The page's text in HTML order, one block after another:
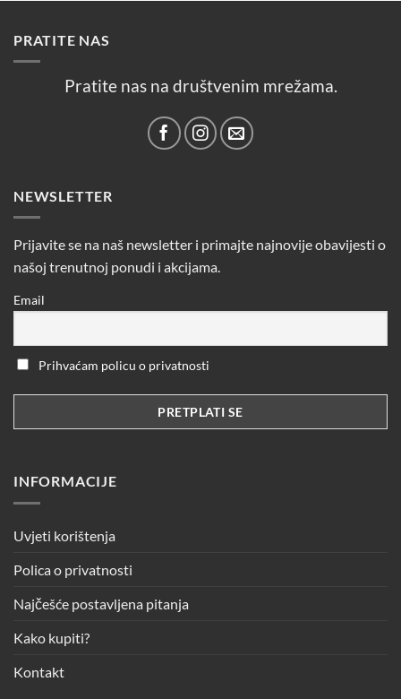
PRATITE NAS
Pratite nas na društvenim mrežama.
NEWSLETTER
Prijavite se na naš newsletter i primajte najnovije obavijesti o
našoj trenutnoj ponudi i akcijama.
Email
Prihvaćam policu o privatnosti
INFORMACIJE
Uvjeti korištenja
Polica o privatnosti
Najčešće postavljena pitanja
Kako kupiti?
Kontakt